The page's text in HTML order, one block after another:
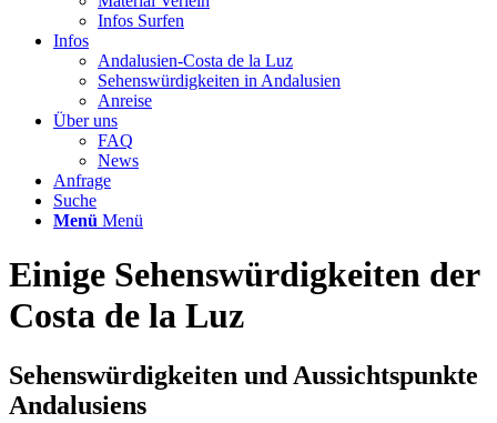
Infos Surfen
Infos
Andalusien-Costa de la Luz
Sehenswürdigkeiten in Andalusien
Anreise
Über uns
FAQ
News
Anfrage
Suche
Menü Menü
Einige Sehenswürdigkeiten der
Costa de la Luz
Sehenswürdigkeiten und Aussichtspunkte
Andalusiens